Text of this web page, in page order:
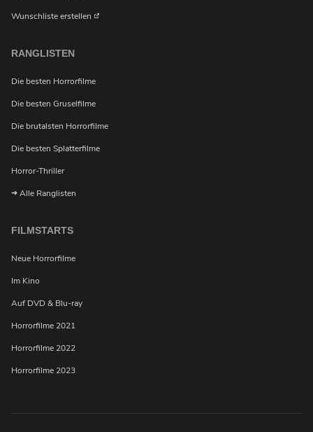
Wunschliste erstellen
RANGLISTEN
Die besten Horrorfilme
Die besten Gruselfilme
Die brutalsten Horrorfilme
Die besten Splatterfilme
Horror-Thriller
Alle Ranglisten
FILMSTARTS
Neue Horrorfilme
Im Kino
Auf DVD & Blu-ray
Horrorfilme 2021
Horrorfilme 2022
Horrorfilme 2023
Möchtest du bei Neuigkeiten über Horrorfilme von